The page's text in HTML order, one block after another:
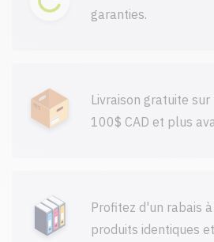
garanties.
Livraison gratuite
100$ CAD et plus
Profitez d'un rabais
produits identiques